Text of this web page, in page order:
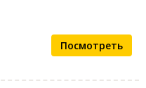
Посмотреть